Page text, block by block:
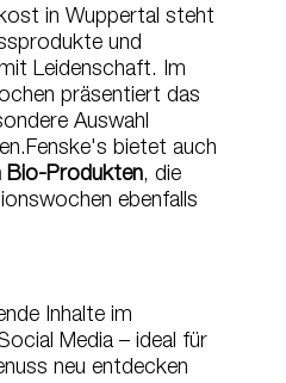
in Wuppertal steht
und
Leidenschaft. Im
präsentiert das
Auswahl
bietet auch
Bio-Produkten, die
ebenfalls
Inhalte im
Media – ideal für
neu entdecken